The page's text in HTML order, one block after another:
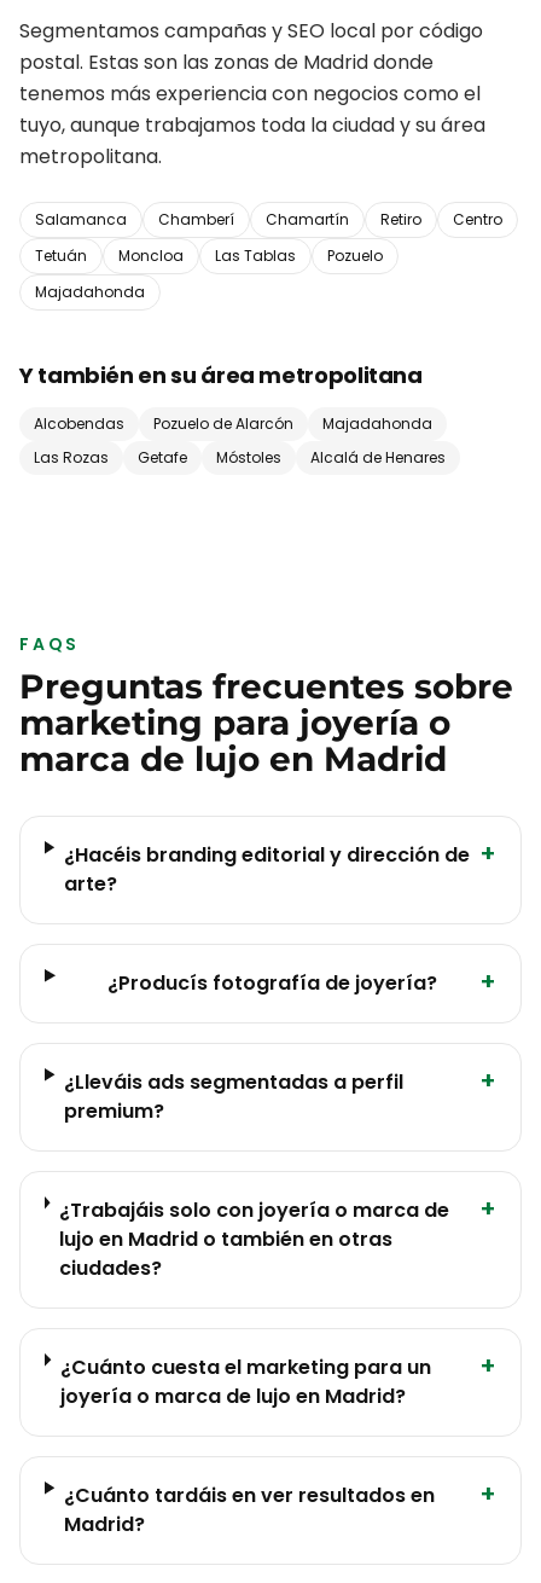
Segmentamos campañas y SEO local por código
postal. Estas son las zonas de Madriddonde
tenemos más experiencia con negocios como el
tuyo, aunque trabajamos toda la ciudad y su área
metropolitana.
Salamanca Chamberí Chamartín Retiro
Centro
Tetuán
Moncloa Las Tablas
Pozuelo
Majadahonda
Y también en su área metropolitana
Alcobendas Pozuelo de Alarcón
Majadahonda
Las Rozas
Getafe Móstoles Alcalá de Henares
FAQS
Preguntas frecuentes sobre
marketing para joyería o
marca de lujo en Madrid
¿Hacéis branding editorial y dirección de
arte?
+
¿Producís fotografía de joyería? +
¿Lleváis ads segmentadas a perfil
premium?
+
¿Trabajáis solo con joyería o marca de
lujo en Madrid o también en otras
ciudades?
+
¿Cuánto cuesta el marketing para un
joyería o marca de lujo en Madrid?
+
¿Cuánto tardáis en ver resultados en
Madrid?
+